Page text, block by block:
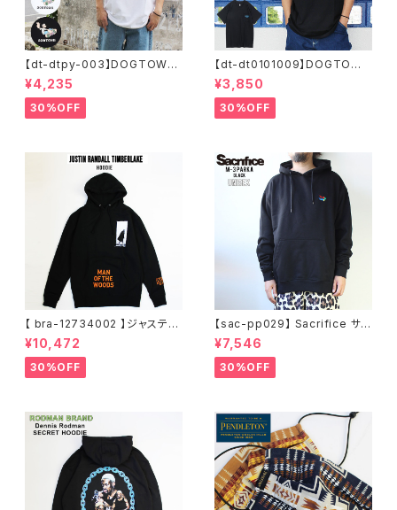
【dt-dtpy-003】DOGTOWN
ドッグタウン POPEYE SKATE
S/S T-SHIRTS ポパイ 半袖 シ
ョートスリーブT 大きいサイズ
半袖 M L XL 大きめ デザイン
¥4,235
30%OFF
【dt-dt0101009】DOGTOWN
ドッグタウン D.T.S. POCKET
S/S T-SHIRTS 半袖 ショート
スリーブT 大きいサイズ 半袖 M
L XL 大きめ デザイン プリント
¥3,850
30%OFF
【 bra-12734002 】ジャスティ
ンティンバーレイク Justin Ran
dall Timberlake MAN OF T
HE WOODS パーカー フーディ
ー アーティスト スウェットパー
¥10,472
30%OFF
【sac-pp029】 Sacrifice サク
リファイス 大きいサイズ メンズ
ユニセックス スウェット パーカ
ー 窓グラフィック 長袖 M L XL
XXL 2L 大きめ 長袖Tシャツ デ
サイズ ビッグシルエット 黒 通勤
通学 秋冬
¥7,546
30%OFF